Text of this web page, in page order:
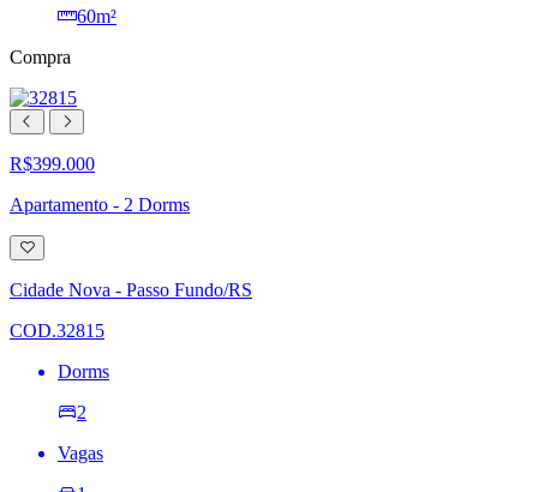
60m²
Compra
R$399.000
Apartamento - 2 Dorms
Adicionar
à
lista
de
Cidade Nova - Passo Fundo/RS
COD.32815
Dorms
2
Vagas